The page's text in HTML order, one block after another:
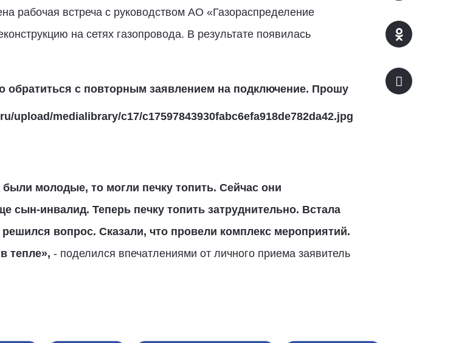
рабочая встреча с руководством АО «Газораспределение
на сетях газопровода. В результате появилась
обратиться с повторным заявлением на подключение. Прошу
молодые, то могли печку топить. Сейчас они
сын-инвалид. Теперь печку топить затруднительно. Встала
вопрос. Сказали, что провели комплекс мероприятий.
тепле», - поделился впечатлениями от личного приема заявитель